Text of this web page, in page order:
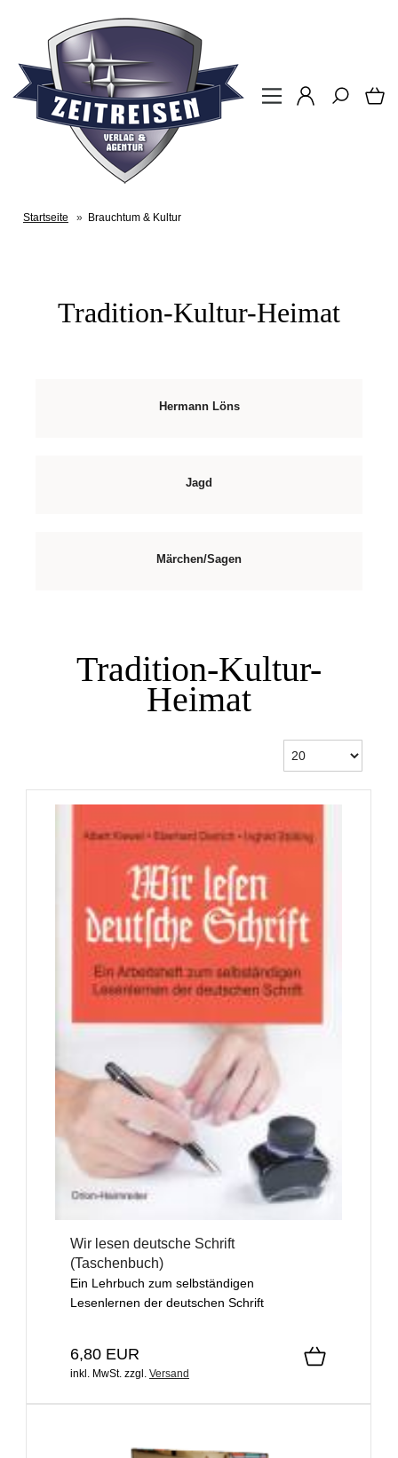
Startseite » Brauchtum & Kultur
Tradition-Kultur-Heimat
Hermann Löns
Jagd
Märchen/Sagen
Tradition-Kultur-
Heimat
Wir lesen deutsche Schrift
(Taschenbuch)
Ein Lehrbuch zum selbständigen
Lesenlernen der deutschen Schrift
6,80 EUR
inkl. MwSt. zzgl. Versand